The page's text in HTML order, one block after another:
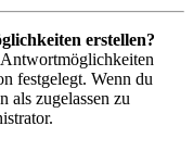
erstellen?
festgelegt. Wenn du
als zugelassen zu